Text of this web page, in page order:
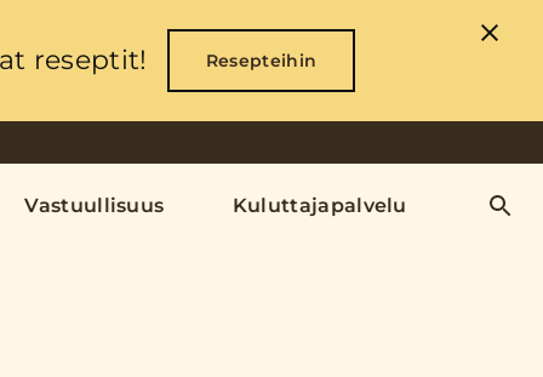
reseptit! Resepteihin
Vastuullisuus Kuluttajapalvelu